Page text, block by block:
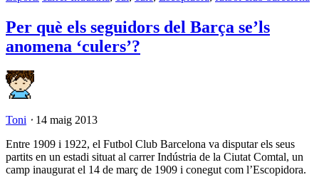
Per què els seguidors del Barça se’ls
anomena ‘culers’?
Toni ⋅ 14 maig 2013
Entre 1909 i 1922, el Futbol Club Barcelona va disputar els seus
partits en un estadi situat al carrer Indústria de la Ciutat Comtal, un
camp inaugurat el 14 de març de 1909 i conegut com l’Escopidora.